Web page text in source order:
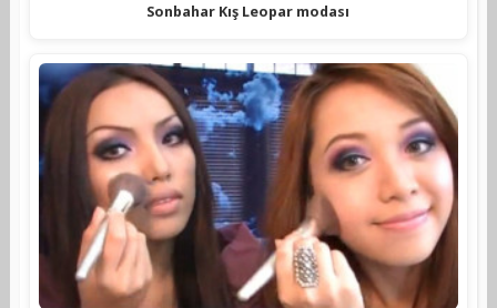
Sonbahar Kış Leopar modası